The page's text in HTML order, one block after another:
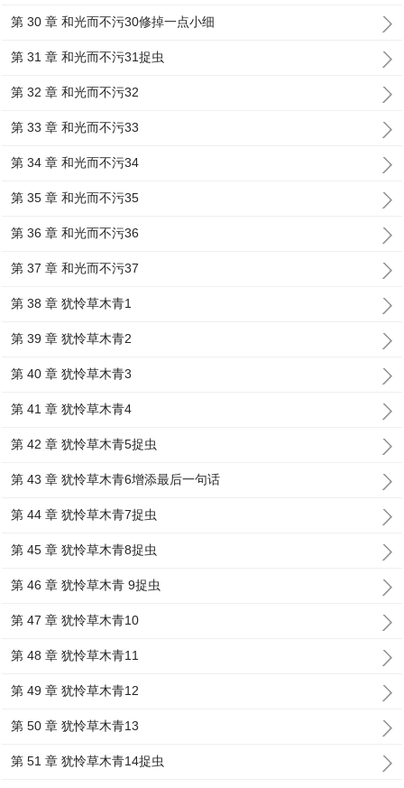
第 30 章 和光而不污30修掉一点小细
第 31 章 和光而不污31捉虫
第 32 章 和光而不污32
第 33 章 和光而不污33
第 34 章 和光而不污34
第 35 章 和光而不污35
第 36 章 和光而不污36
第 37 章 和光而不污37
第 38 章 犹怜草木青1
第 39 章 犹怜草木青2
第 40 章 犹怜草木青3
第 41 章 犹怜草木青4
第 42 章 犹怜草木青5捉虫
第 43 章 犹怜草木青6增添最后一句话
第 44 章 犹怜草木青7捉虫
第 45 章 犹怜草木青8捉虫
第 46 章 犹怜草木青 9捉虫
第 47 章 犹怜草木青10
第 48 章 犹怜草木青11
第 49 章 犹怜草木青12
第 50 章 犹怜草木青13
第 51 章 犹怜草木青14捉虫